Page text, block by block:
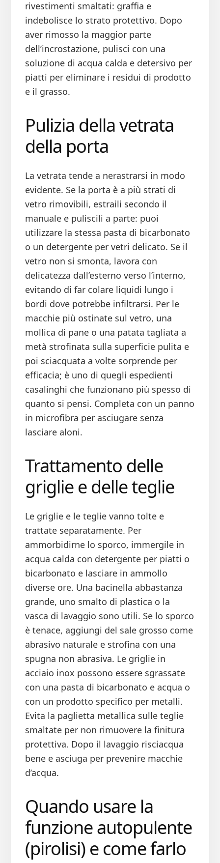
rivestimenti smaltati: graffia e
indebolisce lo strato protettivo. Dopo
aver rimosso la maggior parte
dell’incrostazione, pulisci con una
soluzione di acqua calda e detersivo per
piatti per eliminare i residui di prodotto
e il grasso.
Pulizia della vetrata
della porta
La vetrata tende a nerastrarsi in modo
evidente. Se la porta è a più strati di
vetro rimovibili, estraili secondo il
manuale e puliscili a parte: puoi
utilizzare la stessa pasta di bicarbonato
o un detergente per vetri delicato. Se il
vetro non si smonta, lavora con
delicatezza dall’esterno verso l’interno,
evitando di far colare liquidi lungo i
bordi dove potrebbe infiltrarsi. Per le
macchie più ostinate sul vetro, una
mollica di pane o una patata tagliata a
metà strofinata sulla superficie pulita e
poi sciacquata a volte sorprende per
efficacia; è uno di quegli espedienti
casalinghi che funzionano più spesso di
quanto si pensi. Completa con un panno
in microfibra per asciugare senza
lasciare aloni.
Trattamento delle
griglie e delle teglie
Le griglie e le teglie vanno tolte e
trattate separatamente. Per
ammorbidirne lo sporco, immergile in
acqua calda con detergente per piatti o
bicarbonato e lasciare in ammollo
diverse ore. Una bacinella abbastanza
grande, uno smalto di plastica o la
vasca di lavaggio sono utili. Se lo sporco
è tenace, aggiungi del sale grosso come
abrasivo naturale e strofina con una
spugna non abrasiva. Le griglie in
acciaio inox possono essere sgrassate
con una pasta di bicarbonato e acqua o
con un prodotto specifico per metalli.
Evita la paglietta metallica sulle teglie
smaltate per non rimuovere la finitura
protettiva. Dopo il lavaggio risciacqua
bene e asciuga per prevenire macchie
d’acqua.
Quando usare la
funzione autopulente
(pirolisi) e come farlo